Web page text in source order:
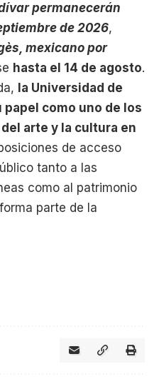
permanecerán
de 2026,
mexicano por
hasta el 14 de agosto.
la Universidad de
como uno de los
arte y la cultura en
de acceso
tanto a las
como al patrimonio
parte de la